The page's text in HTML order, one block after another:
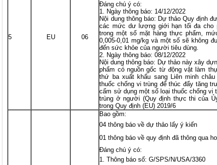
5 EU 06
Đáng chú ý có:
1. Ngày thông báo: 14/12/2022
Nội dung thông báo: Dự thảo Quy định
các mức dư lượng giới hạn tối đa cho
trong một số mặt hàng thực phẩm,
0,005-0,01 mg/kg và một số sẽ không
đến sức khỏe của người tiêu dùng.
2. Ngày thông báo: 08/12/2022
Nội dung thông báo: Dự thảo này xây
phẩm có nguồn gốc từ động vật làm
thứ ba xuất khẩu sang Liên minh
thuốc chống vi trùng để thúc đẩy tăng
cấm sử dụng một số loại thuốc chống vi
trùng ở người (Quy định thực thi của
trong Quy định (EU) 2019/6
Bao gồm:
04 thông báo về dự thảo lấy ý kiến
01 thông báo về quy định đã thông qua
Đáng chú ý có:
Thông báo số: G/SPS/N/USA/3360